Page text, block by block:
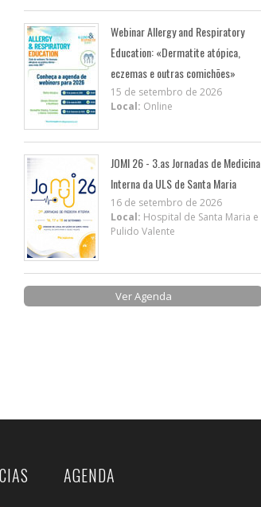
Webinar Allergy and Respiratory
Education: «Dermatite atópica,
eczemas e outras comichões»
15 de setembro de 2026
Local: Online
JOMI 26 - 3.as Jornadas de Medicina
Interna da ULS de Santa Maria
16 de setembro de 2026
Local: Hospital de Santa Maria e
Pulido Valente
Ver Agenda
AGENDA